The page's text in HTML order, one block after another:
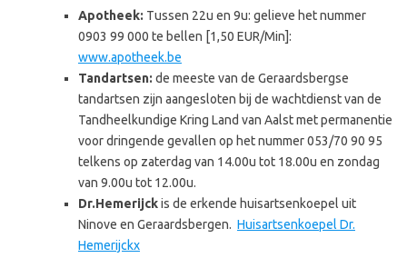
Apotheek: Tussen 22u en 9u: gelieve het nummer
0903 99 000 te bellen [1,50 EUR/Min]:
www.apotheek.be
Tandartsen: de meeste van de Geraardsbergse
tandartsen zijn aangesloten bij de wachtdienst van de
Tandheelkundige Kring Land van Aalst met permanentie
voor dringende gevallen op het nummer 053/70 90 95
telkens op zaterdag van 14.00u tot 18.00u en zondag
van 9.00u tot 12.00u.
Dr.Hemerijckis de erkende huisartsenkoepel uit
Ninove en Geraardsbergen. Huisartsenkoepel Dr.
Hemerijckx